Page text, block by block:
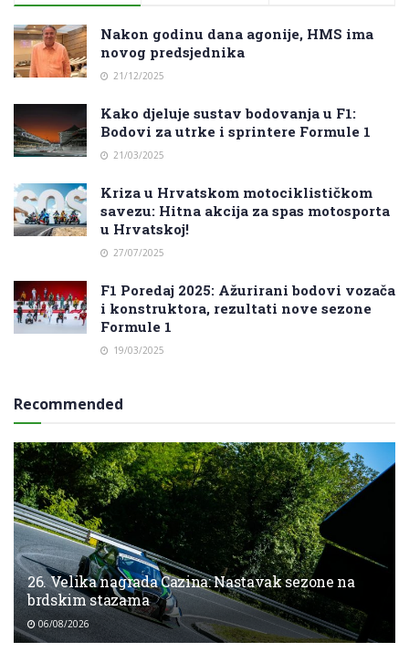
Nakon godinu dana agonije, HMS ima
novog predsjednika
21/12/2025
Kako djeluje sustav bodovanja u F1:
Bodovi za utrke i sprintere Formule 1
21/03/2025
Kriza u Hrvatskom motociklističkom
savezu: Hitna akcija za spas motosporta
u Hrvatskoj!
27/07/2025
F1 Poredaj 2025: Ažurirani bodovi vozača
i konstruktora, rezultati nove sezone
Formule 1
19/03/2025
Recommended
26. Velika nagrada Cazina: Nastavak sezone na
brdskim stazama
06/08/2026